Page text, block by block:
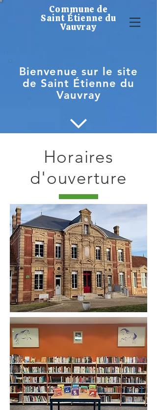
Commune de
Saint Étienne du
Vauvray
Bienvenue sur le site
de Saint Étienne du
Vauvray
Horaires
d'ouverture